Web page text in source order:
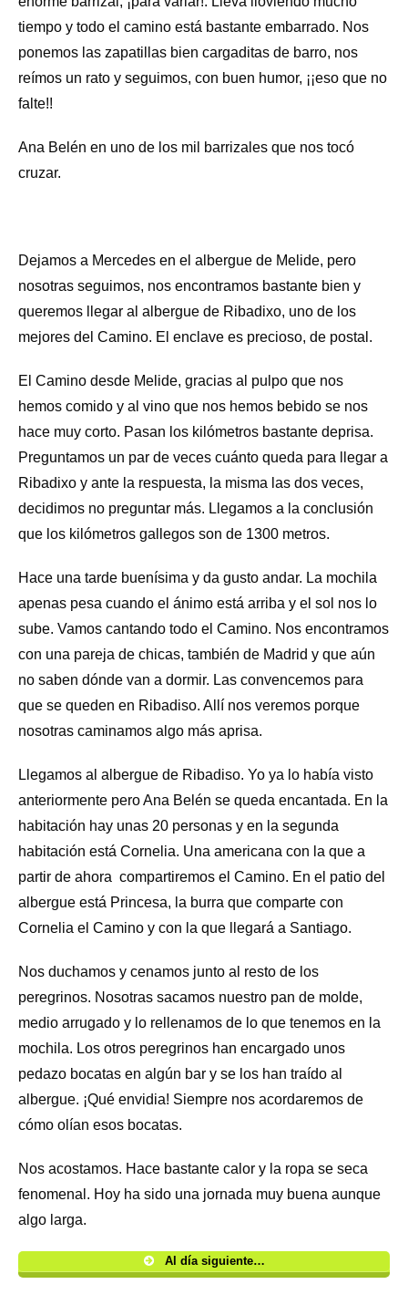
tiempo y todo el camino está bastante embarrado. Nos
ponemos las zapatillas bien cargaditas de barro, nos
reímos un rato y seguimos, con buen humor, ¡¡eso que no
falte!!
Ana Belén en uno de los mil barrizales que nos tocó
cruzar.
Dejamos a Mercedes en el albergue de Melide, pero
nosotras seguimos, nos encontramos bastante bien y
queremos llegar al albergue de Ribadixo, uno de los
mejores del Camino. El enclave es precioso, de postal.
El Camino desde Melide, gracias al pulpo que nos
hemos comido y al vino que nos hemos bebido se nos
hace muy corto. Pasan los kilómetros bastante deprisa.
Preguntamos un par de veces cuánto queda para llegar a
Ribadixo y ante la respuesta, la misma las dos veces,
decidimos no preguntar más. Llegamos a la conclusión
que los kilómetros gallegos son de 1300 metros.
Hace una tarde buenísima y da gusto andar. La mochila
apenas pesa cuando el ánimo está arriba y el sol nos lo
sube. Vamos cantando todo el Camino. Nos encontramos
con una pareja de chicas, también de Madrid y que aún
no saben dónde van a dormir. Las convencemos para
que se queden en Ribadiso. Allí nos veremos porque
nosotras caminamos algo más aprisa.
Llegamos al albergue de Ribadiso. Yo ya lo había visto
anteriormente pero Ana Belén se queda encantada. En la
habitación hay unas 20 personas y en la segunda
habitación está Cornelia. Una americana con la que a
partir de ahora compartiremos el Camino. En el patio del
albergue está Princesa, la burra que comparte con
Cornelia el Camino y con la que llegará a Santiago.
Nos duchamos y cenamos junto al resto de los
peregrinos. Nosotras sacamos nuestro pan de molde,
medio arrugado y lo rellenamos de lo que tenemos en la
mochila. Los otros peregrinos han encargado unos
pedazo bocatas en algún bar y se los han traído al
albergue. ¡Qué envidia! Siempre nos acordaremos de
cómo olían esos bocatas.
Nos acostamos. Hace bastante calor y la ropa se seca
fenomenal. Hoy ha sido una jornada muy buena aunque
algo larga.
Al día siguiente…